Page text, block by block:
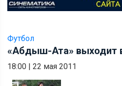
Футбол
«Абдыш-Ата» выходит
18:00 | 22 мая 2011